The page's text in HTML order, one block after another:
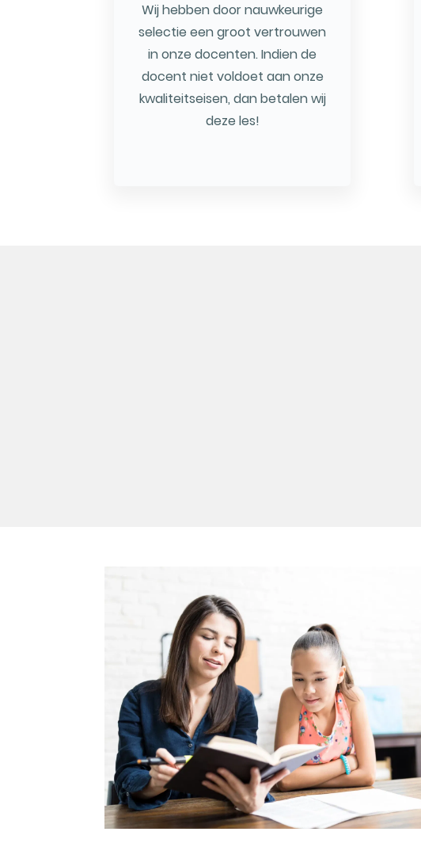
Wij hebben door nauwkeurige
selectie een groot vertrouwen
in onze docenten. Indien de
docent niet voldoet aan onze
kwaliteitseisen, dan betalen wij
deze les!